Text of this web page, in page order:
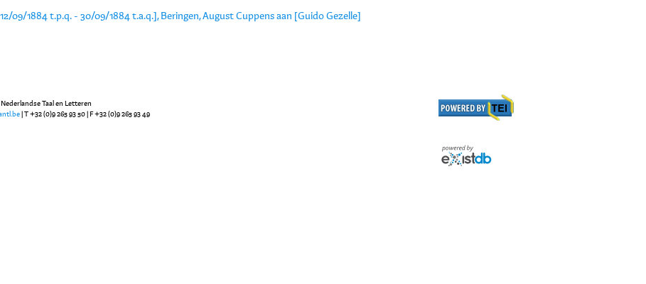
09/1884 t.p.q. - 30/09/1884 t.a.q.], Beringen, August Cuppens aan [Guido Gezelle]
Taal en Letteren
| T +32 (0)9 265 93 50 | F +32 (0)9 265 93 49